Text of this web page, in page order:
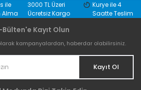
ile
Alma
3000 TL Üzeri
Ücretsiz Kargo
Kurye ile 4
Saatte Teslim
Bülten'e Kayıt Olun
kampanyalardan, haberdar olabilirsiniz.
Kayıt Ol